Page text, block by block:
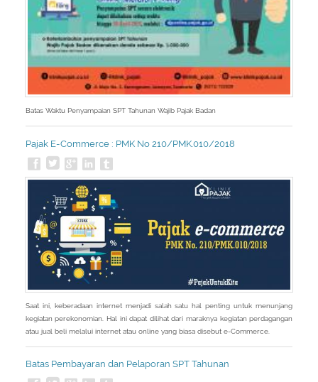
Batas Waktu Penyampaian SPT Tahunan Wajib Pajak Badan
Pajak E-Commerce : PMK No 210/PMK.010/2018
Saat ini, keberadaan internet menjadi salah satu hal penting untuk menunjang
kegiatan perekonomian. Hal ini dapat dilihat dari maraknya kegiatan perdagangan
atau jual beli melalui internet atau online yang biasa disebut e-Commerce.
Batas Pembayaran dan Pelaporan SPT Tahunan